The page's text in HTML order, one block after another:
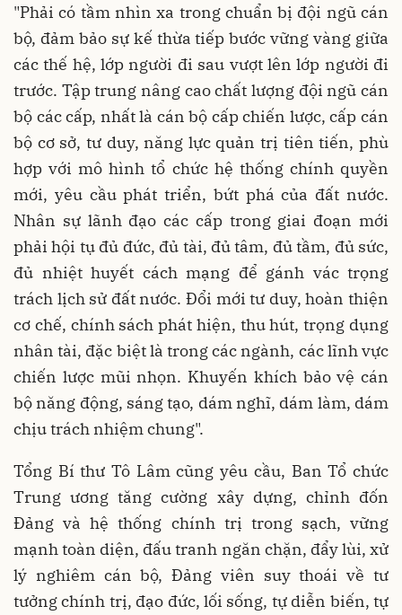
"Phải có tầm nhìn xa trong chuẩn bị đội ngũ cán
bộ, đảm bảo sự kế thừa tiếp bước vững vàng giữa
các thế hệ, lớp người đi sau vượt lên lớp người đi
trước. Tập trung nâng cao chất lượng đội ngũ cán
bộ các cấp, nhất là cán bộ cấp chiến lược, cấp cán
bộ cơ sở, tư duy, năng lực quản trị tiên tiến, phù
hợp với mô hình tổ chức hệ thống chính quyền
mới, yêu cầu phát triển, bứt phá của đất nước.
Nhân sự lãnh đạo các cấp trong giai đoạn mới
phải hội tụ đủ đức, đủ tài, đủ tâm, đủ tầm, đủ sức,
đủ nhiệt huyết cách mạng để gánh vác trọng
trách lịch sử đất nước. Đổi mới tư duy, hoàn thiện
cơ chế, chính sách phát hiện, thu hút, trọng dụng
nhân tài, đặc biệt là trong các ngành, các lĩnh vực
chiến lược mũi nhọn. Khuyến khích bảo vệ cán
bộ năng động, sáng tạo, dám nghĩ, dám làm, dám
chịu trách nhiệm chung".
Tổng Bí thư Tô Lâm cũng yêu cầu, Ban Tổ chức
Trung ương tăng cường xây dựng, chỉnh đốn
Đảng và hệ thống chính trị trong sạch, vững
mạnh toàn diện, đấu tranh ngăn chặn, đẩy lùi, xử
lý nghiêm cán bộ, Đảng viên suy thoái về tư
tưởng chính trị, đạo đức, lối sống, tự diễn biến, tự